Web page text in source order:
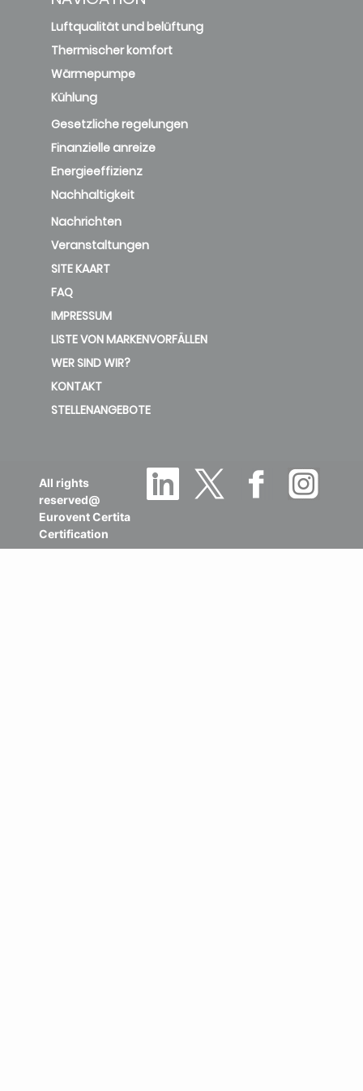
Luftqualität und belüftung
Thermischer komfort
Wärmepumpe
Kühlung
Gesetzliche regelungen
Finanzielle anreize
Energieeffizienz
Nachhaltigkeit
Nachrichten
Veranstaltungen
SITE KAART
FAQ
IMPRESSUM
LISTE VON MARKENVORFÄLLEN
WER SIND WIR?
KONTAKT
STELLENANGEBOTE
All rights
reserved@
Eurovent Certita
Certification